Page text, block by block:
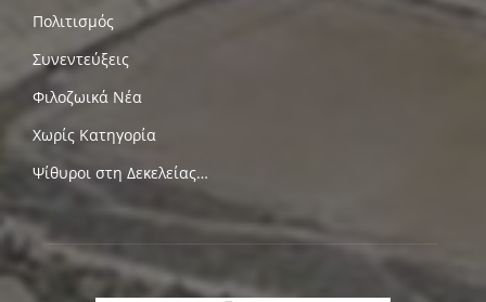
Πολιτισμός
Συνεντεύξεις
Φιλοζωικά Νέα
Χωρίς Κατηγορία
Ψίθυροι στη Δεκελείας…